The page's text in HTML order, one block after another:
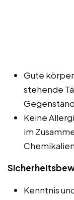
Gute
stehende
Keine
im
Kenntnis